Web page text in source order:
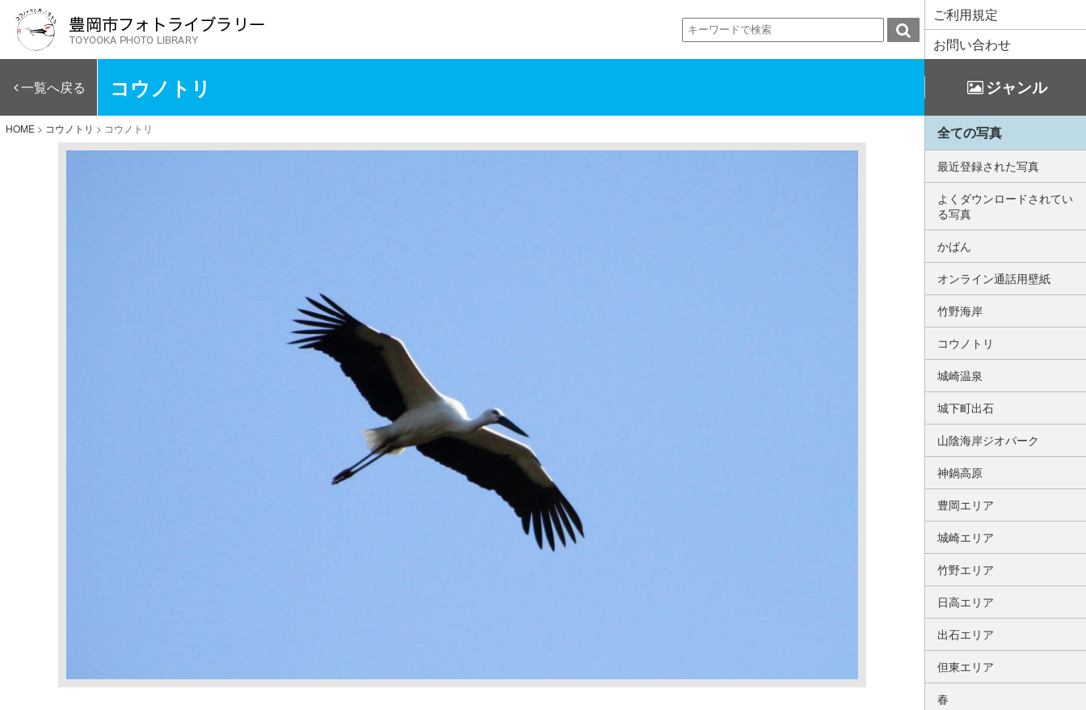
ご利用規定
お問い合わせ
一覧へ戻る コウノトリ ジャンル
HOME > コウノトリ > コウノトリ 全ての写真
最近登録された写真
よくダウンロードされてい
る写真
かばん
オンライン通話用壁紙
竹野海岸
コウノトリ
城崎温泉
城下町出石
山陰海岸ジオパーク
神鍋高原
豊岡エリア
城崎エリア
竹野エリア
日高エリア
出石エリア
但東エリア
春